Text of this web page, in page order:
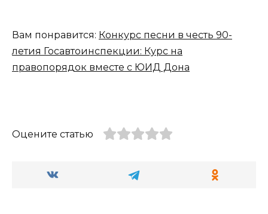
Вам понравится: Конкурс песни в честь 90-
летия Госавтоинспекции: Курс на
правопорядок вместе с ЮИД Дона
Оцените статью